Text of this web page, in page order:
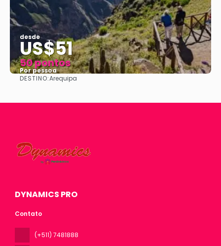
desde
US$51
50 pontos
Por pessoa
DESTINO:Arequipa
DYNAMICS PRO
Contato
(+511) 7481888